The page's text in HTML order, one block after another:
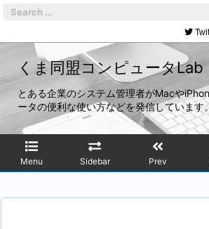
くま同盟コンピュータLab
とある企業のシステム管理者がMacや
ータの便利な使い方などを発信しています
Menu Sidebar Prev